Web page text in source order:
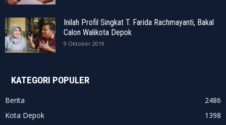
Inilah Profil Singkat T. Farida Rachmayanti, Bakal
Calon Walikota Depok
9 Oktober 2019
KATEGORI POPULER
Berita
2486
Kota Depok
1398